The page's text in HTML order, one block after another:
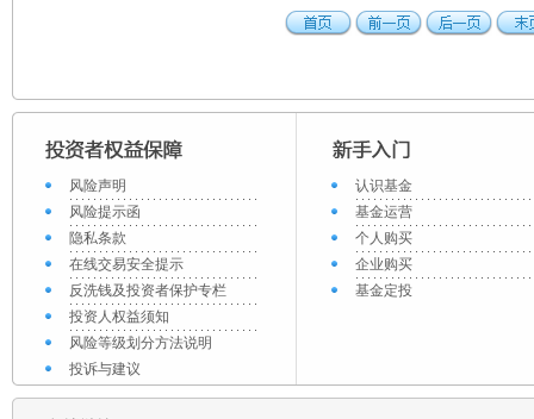
风险声明
风险提示函
隐私条款
在线交易安全提示
反洗钱及投资者保护专栏
投资人权益须知
风险等级划分方法说明
投诉与建议
认识基金
基金运营
个人购买
企业购买
基金定投